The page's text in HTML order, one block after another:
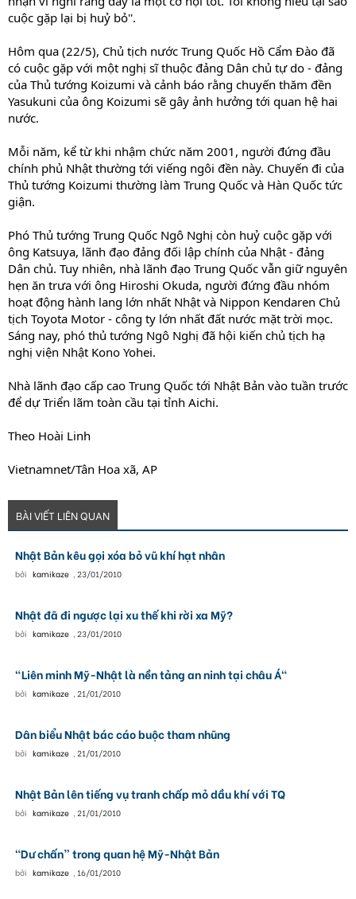
cuộc gặp lại bị huỷ bỏ''.
Hôm qua (22/5), Chủ tịch nước Trung Quốc Hồ Cẩm Đào đã
có cuộc gặp với một nghị sĩ thuộc đảng Dân chủ tự do - đảng
của Thủ tướng Koizumi và cảnh báo rằng chuyến thăm đền
Yasukuni của ông Koizumi sẽ gây ảnh hưởng tới quan hệ hai
nước.
Mỗi năm, kể từ khi nhậm chức năm 2001, người đứng đầu
chính phủ Nhật thường tới viếng ngôi đền này. Chuyến đi của
Thủ tướng Koizumi thường làm Trung Quốc và Hàn Quốc tức
giận.
Phó Thủ tướng Trung Quốc Ngô Nghị còn huỷ cuộc gặp với
ông Katsuya, lãnh đạo đảng đối lập chính của Nhật - đảng
Dân chủ. Tuy nhiên, nhà lãnh đạo Trung Quốc vẫn giữ nguyên
hẹn ăn trưa với ông Hiroshi Okuda, người đứng đầu nhóm
hoạt động hành lang lớn nhất Nhật và Nippon Kendaren Chủ
tịch Toyota Motor - công ty lớn nhất đất nước mặt trời mọc.
Sáng nay, phó thủ tướng Ngô Nghị đã hội kiến chủ tịch hạ
nghị viện Nhật Kono Yohei.
Nhà lãnh đạo cấp cao Trung Quốc tới Nhật Bản vào tuần trước
để dự Triển lãm toàn cầu tại tỉnh Aichi.
Theo Hoài Linh
Vietnamnet/Tân Hoa xã, AP
BÀI VIẾT LIÊN QUAN
Nhật Bản kêu gọi xóa bỏ vũ khí hạt nhân
bởi kamikaze , 23/01/2010
Nhật đã đi ngược lại xu thế khi rời xa Mỹ?
bởi kamikaze , 23/01/2010
"Liên minh Mỹ-Nhật là nền tảng an ninh tại châu Á"
bởi kamikaze , 21/01/2010
Dân biểu Nhật bác cáo buộc tham nhũng
bởi kamikaze , 21/01/2010
Nhật Bản lên tiếng vụ tranh chấp mỏ dầu khí với TQ
bởi kamikaze , 21/01/2010
“Dư chấn” trong quan hệ Mỹ-Nhật Bản
bởi kamikaze , 16/01/2010